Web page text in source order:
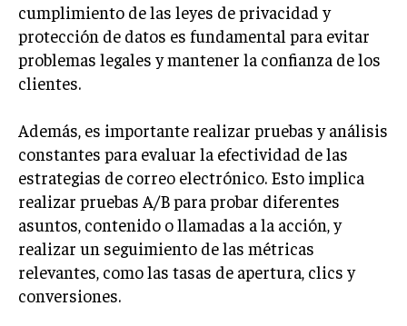
LOGÍSTICA EMPRESARIAL
CALIDAD Y MEJORA CONTINUA
TALENTO
COMPENSACIÓN Y BENEFICIOS
RECLUTAMIENTO Y SELECCIÓN
DESARROLLO DE PERSONAL
GESTIÓN DEL DESEMPEÑO
CULTURA Y CLIMA ORGANIZACIONAL
cumplimiento de las leyes de privacidad y
protección de datos es fundamental para evitar
problemas legales y mantener la confianza de los
clientes.
Además, es importante realizar pruebas y análisis
constantes para evaluar la efectividad de las
estrategias de correo electrónico. Esto implica
realizar pruebas A/B para probar diferentes
asuntos, contenido o llamadas a la acción, y
realizar un seguimiento de las métricas
relevantes, como las tasas de apertura, clics y
conversiones.